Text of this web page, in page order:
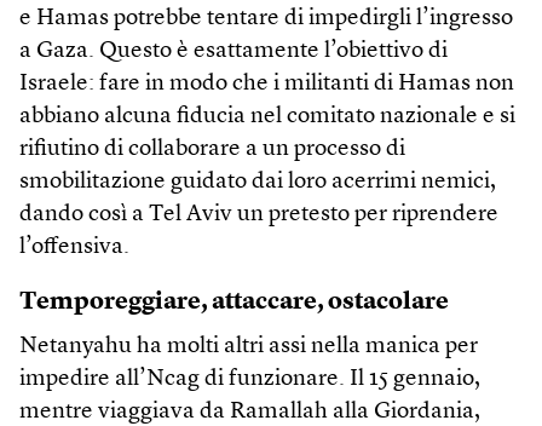
e Hamas potrebbe tentare di impedirgli l’ingresso
a Gaza. Questo è esattamente l’obiettivo di
Israele: fare in modo che i militanti di Hamas non
abbiano alcuna fiducia nel comitato nazionale e si
rifiutino di collaborare a un processo di
smobilitazione guidato dai loro acerrimi nemici,
dando così a Tel Aviv un pretesto per riprendere
l’offensiva.
Temporeggiare, attaccare, ostacolare
Netanyahu ha molti altri assi nella manica per
impedire all’Ncag di funzionare. Il 15 gennaio,
mentre viaggiava da Ramallah alla Giordania,